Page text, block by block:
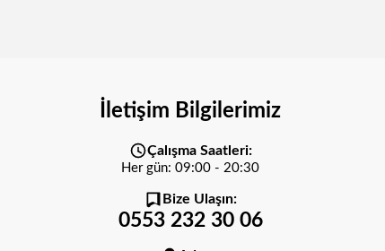
İletişim Bilgilerimiz
Çalışma Saatleri:
Her gün: 09:00 - 20:30
Bize Ulaşın:
0553 232 30 06